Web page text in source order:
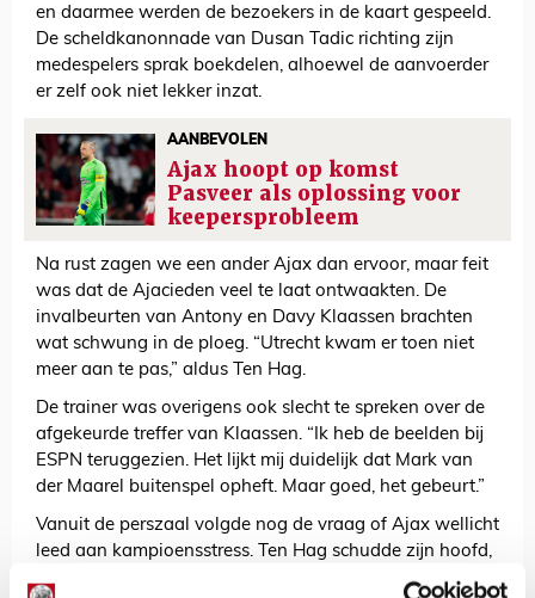
en daarmee werden de bezoekers in de kaart gespeeld.
De scheldkanonnade van Dusan Tadic richting zijn
medespelers sprak boekdelen, alhoewel de aanvoerder
er zelf ook niet lekker inzat.
AANBEVOLEN
Ajax hoopt op komst
Pasveer als oplossing voor
keepersprobleem
Na rust zagen we een ander Ajax dan ervoor, maar feit
was dat de Ajacieden veel te laat ontwaakten. De
invalbeurten van Antony en Davy Klaassen brachten
wat schwung in de ploeg. “Utrecht kwam er toen niet
meer aan te pas,” aldus Ten Hag.
De trainer was overigens ook slecht te spreken over de
afgekeurde treffer van Klaassen. “Ik heb de beelden bij
ESPN teruggezien. Het lijkt mij duidelijk dat Mark van
der Maarel buitenspel opheft. Maar goed, het gebeurt.”
Vanuit de perszaal volgde nog de vraag of Ajax wellicht
leed aan kampioensstress. Ten Hag schudde zijn hoofd,
slaakte een diepe zucht en reageerde met één enkel